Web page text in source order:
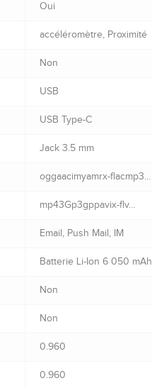
Oui
accéléromètre, Proximité
Non
USB
USB Type-C
Jack 3.5 mm
oggaacimyamrx-flacmp3…
mp43Gp3gppavix-flv…
Email, Push Mail, IM
Batterie Li-Ion 6 050 mAh
Non
Non
0.960
0.960